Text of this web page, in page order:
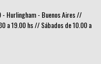
- Hurlingham - Buenos Aires //
a 19.00 hs // Sábados de 10.00 a